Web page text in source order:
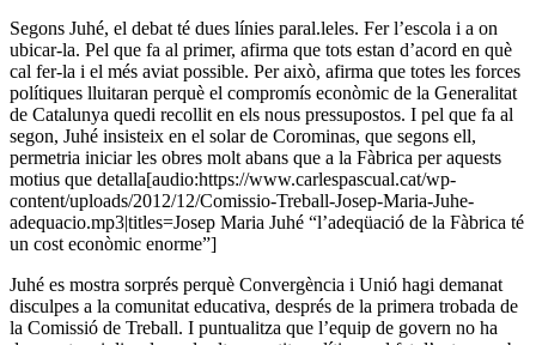
Segons Juhé, el debat té dues línies paral.leles. Fer l’escola i a on
ubicar-la. Pel que fa al primer, afirma que tots estan d’acord en què
cal fer-la i el més aviat possible. Per això, afirma que totes les forces
polítiques lluitaran perquè el compromís econòmic de la Generalitat
de Catalunya quedi recollit en els nous pressupostos. I pel que fa al
segon, Juhé insisteix en el solar de Corominas, que segons ell,
permetria iniciar les obres molt abans que a la Fàbrica per aquests
motius que detalla[audio:https://www.carlespascual.cat/wp-
content/uploads/2012/12/Comissio-Treball-Josep-Maria-Juhe-
adequacio.mp3|titles=Josep Maria Juhé “l’adeqüació de la Fàbrica té
un cost econòmic enorme”]
Juhé es mostra sorprés perquè Convergència i Unió hagi demanat
disculpes a la comunitat educativa, després de la primera trobada de
la Comissió de Treball. I puntualitza que l’equip de govern no ha